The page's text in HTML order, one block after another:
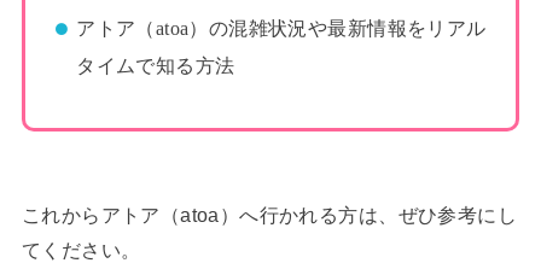
アトア（atoa）の混雑状況や最新情報をリアル
タイムで知る方法
これからアトア（atoa）へ行かれる方は、ぜひ参考にし
てください。